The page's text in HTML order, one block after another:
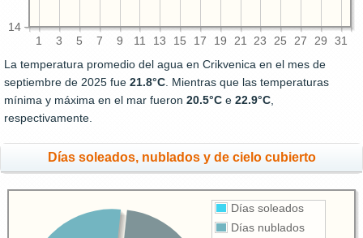
1 3 5 7 9 11 13 15 17 19 21 23 25 27 29 31
14
La temperatura promedio del agua en Crikvenica en el mes de
septiembre de 2025 fue 21.8°C . Mientras que las temperaturas
mínima y máxima en el mar fueron 20.5°C e 22.9°C
respectivamente.
Días soleados, nublados y de cielo cubierto
Días soleados
Días nublados